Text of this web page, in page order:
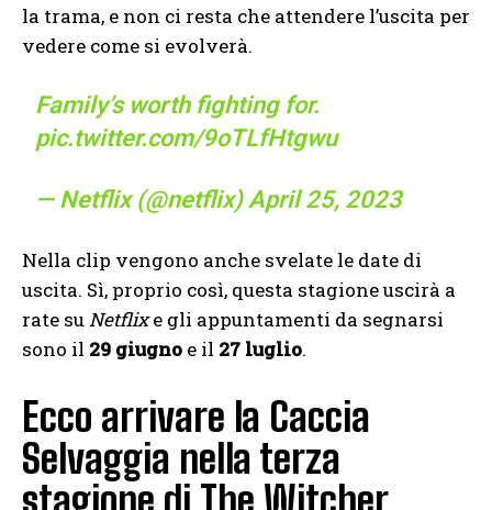
la trama, e non ci resta che attendere l’uscita per
vedere come si evolverà.
Family’s worth fighting for.
pic.twitter.com/9oTLfHtgwu
— Netflix (@netflix) April 25, 2023
Nella clip vengono anche svelate le date di
uscita. Sì, proprio così, questa stagione uscirà a
rate suNetflixe gli appuntamenti da segnarsi
sono il 29 giugno e il 27 luglio.
Ecco arrivare la Caccia
Selvaggia nella terza
stagione di The Witcher